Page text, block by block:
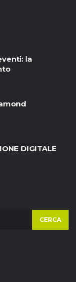
la
DIGITALE
CERCA